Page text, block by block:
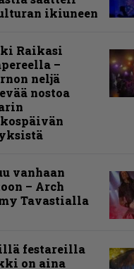
ikiuneen
Raikasi
–
neljä
nostoa
vanhaan
– Arch
Tavastialla
festareilla
on aina